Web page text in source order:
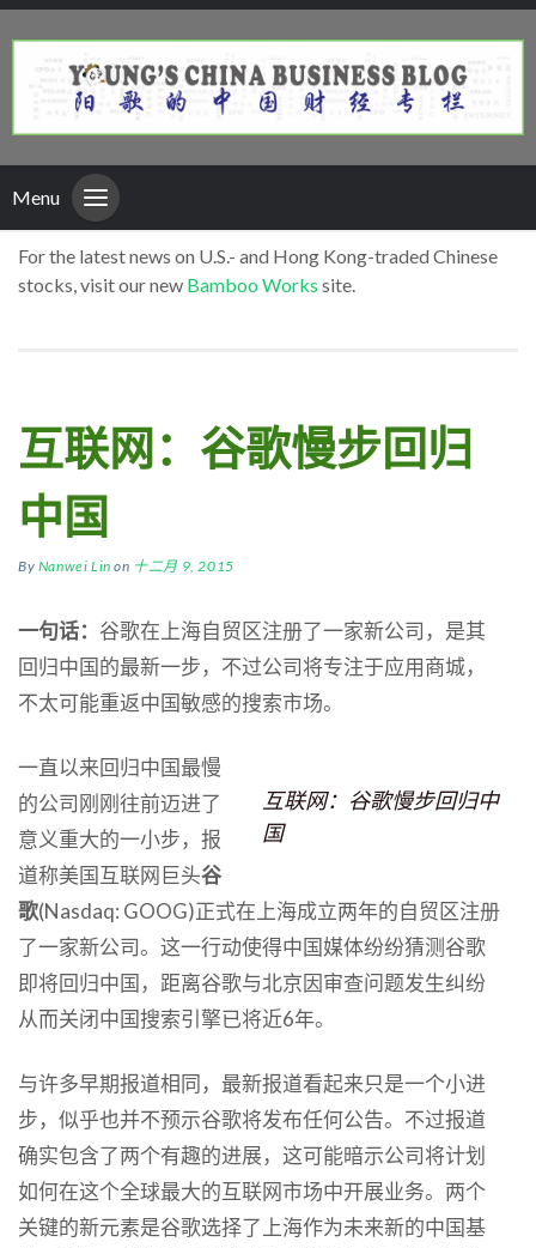
Menu
For the latest news on U.S.- and Hong Kong-traded Chinese
stocks, visit our new Bamboo Works site.
互联网：谷歌慢步回归
中国
By Nanwei Lin on 十二月 9, 2015
一句话： 谷歌在上海自贸区注册了一家新公司，是其
回归中国的最新一步，不过公司将专注于应用商城，
不太可能重返中国敏感的搜索市场。
互联网：谷歌慢步回归中
国
一直以来回归中国最慢
的公司刚刚往前迈进了
意义重大的一小步，报
道称美国互联网巨头谷
歌(Nasdaq: GOOG)正式在上海成立两年的自贸区注册
了一家新公司。这一行动使得中国媒体纷纷猜测谷歌
即将回归中国，距离谷歌与北京因审查问题发生纠纷
从而关闭中国搜索引擎已将近6年。
与许多早期报道相同，最新报道看起来只是一个小进
步，似乎也并不预示谷歌将发布任何公告。不过报道
确实包含了两个有趣的进展，这可能暗示公司将计划
如何在这个全球最大的互联网市场中开展业务。两个
关键的新元素是谷歌选择了上海作为未来新的中国基